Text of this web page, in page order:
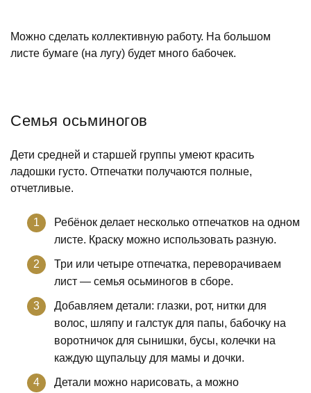
Можно сделать коллективную работу. На большом
листе бумаге (на лугу) будет много бабочек.
Семья осьминогов
Дети средней и старшей группы умеют красить
ладошки густо. Отпечатки получаются полные,
отчетливые.
Ребёнок делает несколько отпечатков на одном
листе. Краску можно использовать разную.
Три или четыре отпечатка, переворачиваем
лист — семья осьминогов в сборе.
Добавляем детали: глазки, рот, нитки для
волос, шляпу и галстук для папы, бабочку на
воротничок для сынишки, бусы, колечки на
каждую щупальцу для мамы и дочки.
Детали можно нарисовать, а можно